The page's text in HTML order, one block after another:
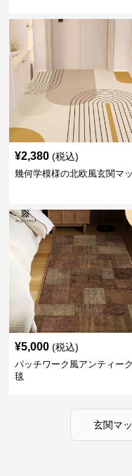
¥2,380 (税込)
幾何学模様の北欧風玄関マ
¥5,000 (税込)
パッチワーク風アンティー
毯
玄関マ